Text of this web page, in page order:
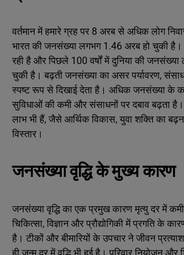
वर्तमान में हमारे ग्रह पर 8 अरब से अधिक लोग
भारत की जनसंख्या लगभग 1.46 अरब हो चुकी
रही है और पिछले 100 वर्षों में दुनिया की जनसंख्या
चुकी है। बढ़ती जनसंख्या का असर पर्यावरण,
स्पष्ट रूप से दिखाई देता है। अधिक जनसंख्या के
सुविधाओं की कमी और संसाधनों पर दबाव बढ़ता
लाभ भी हैं, जैसे आर्थिक विकास, युवा शक्ति का
विस्तार।
जनसंख्या वृद्धि के मुख्य कारण
जनसंख्या वृद्धि का एक प्रमुख कारण मृत्यु दर में कमी
चिकित्सा, विज्ञान और प्रौद्योगिकी में प्रगति के
है। टीकों और बीमारियों के उपचार ने जीवन